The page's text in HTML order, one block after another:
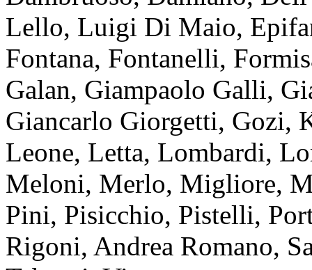
Lello, Luigi Di Maio,
Fontana, Fontanelli,
Galan, Giampaolo Galli,
Giancarlo Giorgetti, Gozi,
Leone, Letta, Lombardi,
Meloni, Merlo, Migliore,
Pini, Pisicchio, Pistelli,
Rigoni, Andrea Romano,